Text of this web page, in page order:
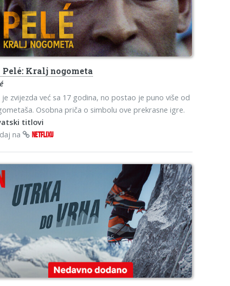
Pelé: Kralj nogometa
je zvijezda već sa 17 godina, no postao je puno više od
Osobna priča o simbolu ove prekrasne igre.
titlovi
na
NETFLIXU